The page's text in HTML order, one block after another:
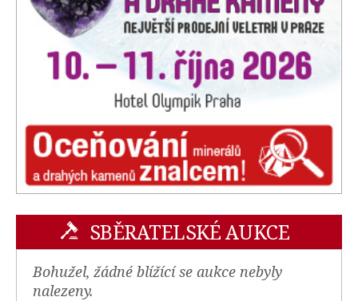
SBĚRATELSKÉ AUKCE
Bohužel, žádné blížící se aukce nebyly
nalezeny.